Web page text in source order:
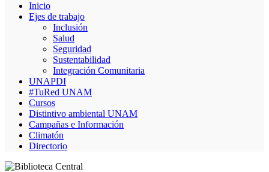
Inicio
Ejes de trabajo
Inclusión
Salud
Seguridad
Sustentabilidad
Integración Comunitaria
UNAPDI
#TuRed UNAM
Cursos
Distintivo ambiental UNAM
Campañas e Información
Climatón
Directorio